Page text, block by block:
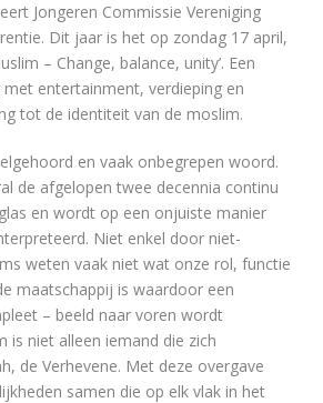
Jongeren Commissie Vereniging
Dit jaar is het op zondag 17 april,
– Change, balance, unity’. Een
met entertainment, verdieping en
tot de identiteit van de moslim.
en vaak onbegrepen woord.
de afgelopen twee decennia continu
en wordt op een onjuiste manier
Niet enkel door niet-
weten vaak niet wat onze rol, functie
maatschappij is waardoor een
– beeld naar voren wordt
is niet alleen iemand die zich
de Verhevene. Met deze overgave
samen die op elk vlak in het